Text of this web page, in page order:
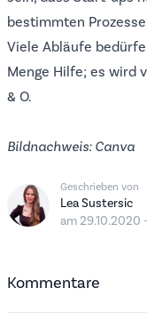
bestimmten
Viele Abläufe
Menge Hilfe; es wird
& O.
Bildnachweis: Canva
Geschrieben von
Lea Sustersic
am 29.10.2020
Kommentare